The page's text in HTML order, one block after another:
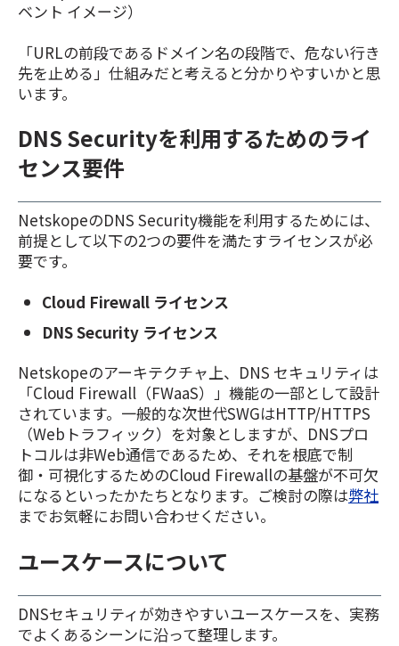
ベント イメージ）
「URLの前段であるドメイン名の段階で、危ない行き
先を止める」仕組みだと考えると分かりやすいかと思
います。
DNS Securityを利用するためのライ
センス要件
NetskopeのDNS Security機能を利用するためには、
前提として以下の2つの要件を満たすライセンスが必
要です。
Cloud Firewall ライセンス
DNS Security ライセンス
Netskopeのアーキテクチャ上、DNS セキュリティは
「Cloud Firewall（FWaaS）」機能の一部として設計
されています。一般的な次世代SWGはHTTP/HTTPS
（Webトラフィック）を対象としますが、DNSプロ
トコルは非Web通信であるため、それを根底で制
御・可視化するためのCloud Firewallの基盤が不可欠
になるといったかたちとなります。 ご検討の際は弊社
までお気軽にお問い合わせください。
ユースケースについて
DNSセキュリティが効きやすいユースケースを、実務
でよくあるシーンに沿って整理します。